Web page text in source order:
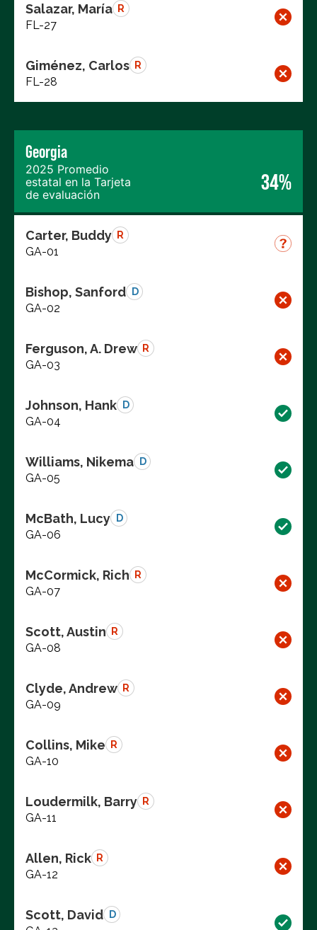
Salazar, María R
FL-27
Giménez, Carlos R
FL-28
Georgia
2025 Promedio
estatal en la Tarjeta
de evaluación
34%
Carter, Buddy R
GA-01
Bishop, Sanford D
GA-02
Ferguson, A. Drew R
GA-03
Johnson, Hank D
GA-04
Williams, Nikema D
GA-05
McBath, Lucy D
GA-06
McCormick, Rich R
GA-07
Scott, Austin R
GA-08
Clyde, Andrew R
GA-09
Collins, Mike R
GA-10
Loudermilk, Barry R
GA-11
Allen, Rick R
GA-12
Scott, David D